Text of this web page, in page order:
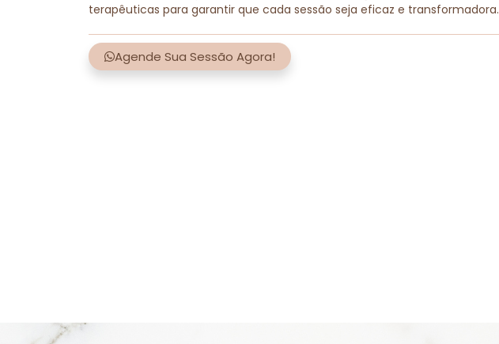
terapêuticas para garantir que cada sessão seja eficaz e transformadora.
Agende Sua Sessão Agora!